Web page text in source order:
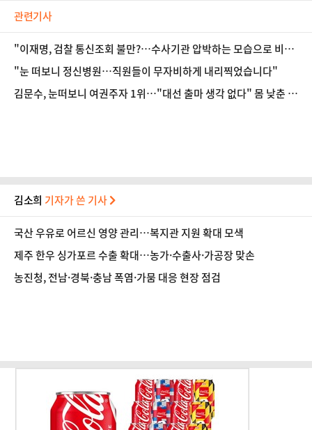
관련기사
"이재명, 검찰 통신조회 불만?…수사기관 압박하는 모습으로 비춰
져" [법조계에 물어보니 614]
"눈 떠보니 정신병원…직원들이 무자비하게 내리찍었습니다"
김문수, 눈떠보니 여권주자 1위…"대선 출마 생각 없다" 몸 낮춘 이
김소희 기자가 쓴 기사
국산 우유로 어르신 영양 관리…복지관 지원 확대 모색
제주 한우 싱가포르 수출 확대…농가·수출사·가공장 맞손
농진청, 전남·경북·충남 폭염·가뭄 대응 현장 점검